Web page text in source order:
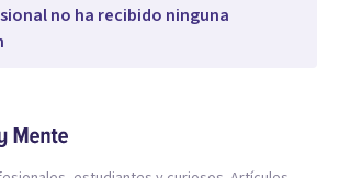
no ha recibido ninguna